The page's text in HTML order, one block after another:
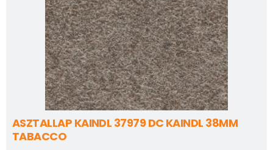
ASZTALLAP KAINDL 37979 DC KAINDL 38MM
TABACCO